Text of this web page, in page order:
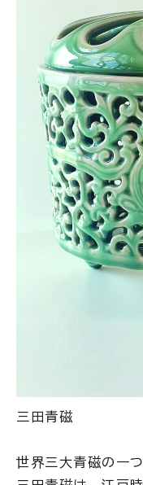
三田青磁
世界三大青磁の一